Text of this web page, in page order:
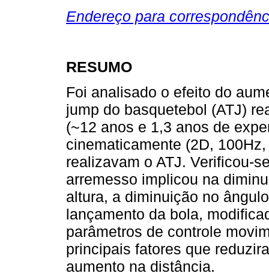
Endereço para
RESUMO
Foi analisado o efeito do
jump do basquetebol (ATJ)
(~12 anos e 1,3 anos de
cinematicamente (2D,
realizavam o ATJ. Verificou-
arremesso implicou na
altura, a diminuição no
lançamento da bola,
parâmetros de controle
principais fatores que
aumento na distância.